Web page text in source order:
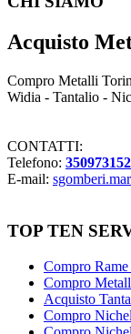
Acquisto
Compro Metalli
Widia - Tantalio -
CONTATTI:
Telefono:
E-mail:
TOP TEN
Compro Rame
Compro
Acquisto
Compro